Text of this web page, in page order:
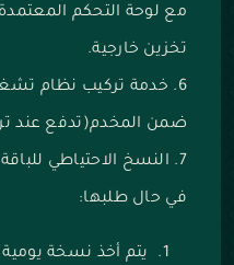
مع لوحة التحكم
تخزين خارجية.
خدمة تركيب نظام
ضمن المخدم(تدفع عند
النسخ الاحتياطي
في حال طلبها:
يتم أخذ نسخة